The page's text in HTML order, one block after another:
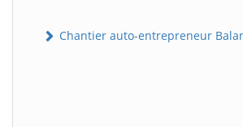
Chantier auto-entrepreneur